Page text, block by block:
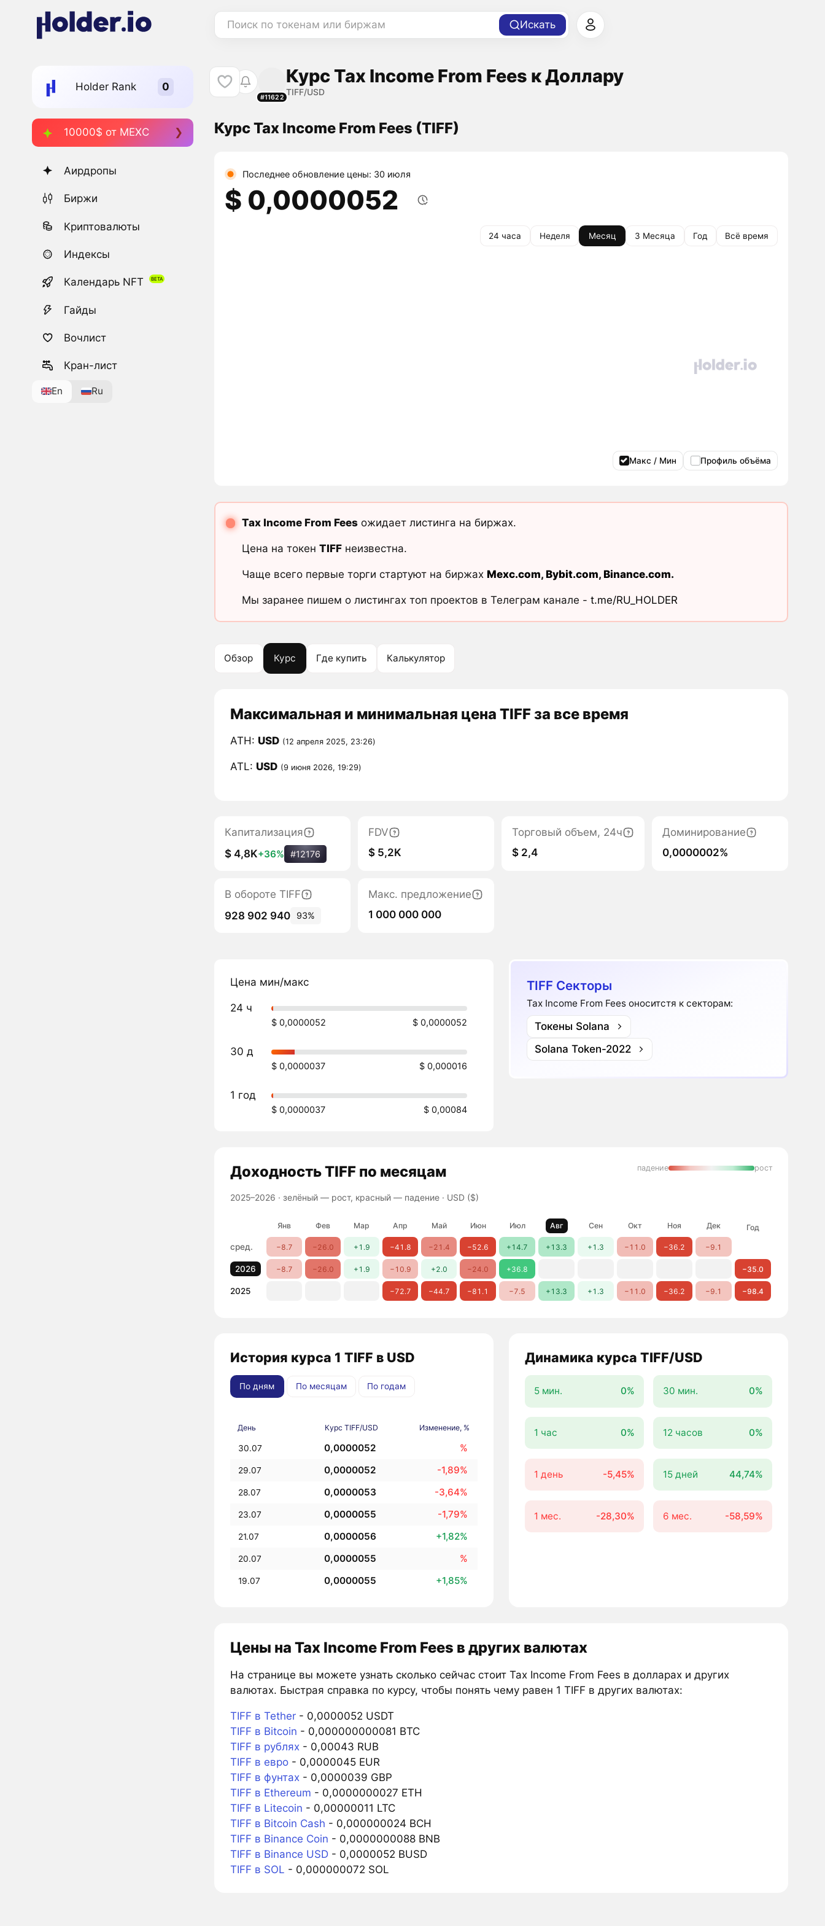
Поиск по токенам или биржам Искать
Holder Rank
10000$ от MEXC
Аирдропы
Биржи
Криптовалюты
Индексы
Календарь NFT
Гайды
Вочлист
Кран-лист
En Ru
#11622
Курс Tax Income From Fees к Доллару
TIFF/USD
Курс Tax Income From Fees (TIFF)
Последнее обновление цены: 30 июля
$ 0,0000052
24 часа Неделя Месяц 3 Месяца Год Всё время
Макс / Мин Профиль объёма
Tax Income From Feesожидает листинга на биржах.
Цена на токен TIFFнеизвестна.
Чаще всего первые торги стартуют на биржах Mexc.com, Bybit.com, Binance.com.
Мы заранее пишем о листингах топ проектов в Телеграм канале - t.me/RU_HOLDER
Обзор Курс Где купить Калькулятор
Максимальная и минимальная цена TIFF за все время
ATH: USD (12 апреля 2025, 23:26)
ATL: USD (9 июня 2026, 19:29)
Капитализация
$ 4,8K+36% #12176
FDV
$ 5,2K
Торговый объем, 24ч
$ 2,4
Доминирование
0,0000002%
В обороте TIFF
928 902 940
93%
Макс. предложение
1 000 000 000
Цена мин/макс
24 ч
$ 0,0000052 $ 0,0000052
30 д
$ 0,0000037 $ 0,000016
1 год
$ 0,0000037 $ 0,00084
TIFF Секторы
Tax Income From Fees оноситстя к секторам:
Токены Solana
Solana Token-2022
ДоходностьTIFF по месяцам
2025–2026 · зелёный — рост, красный — падение· USD ($)
падение рост
Янв Фев Мар Апр Май Июн Июл Авг Сен Окт Ноя Дек Год
сред. −8.7 −26.0 +1.9 −41.8 −21.4 −52.6 +14.7 +13.3 +1.3 −11.0 −36.2 −9.1
2026 −8.7 −26.0 +1.9 −10.9 +2.0 −24.0 +36.8 −35.0
2025 −72.7 −44.7 −81.1 −7.5 +13.3 +1.3 −11.0 −36.2 −9.1 −98.4
История курса 1 TIFF в USD
По дням По месяцам По годам
День Курс TIFF/USD Изменение, %
30.07 0,0000052 %
29.07 0,0000052 -1,89%
28.07 0,0000053 -3,64%
23.07 0,0000055 -1,79%
21.07 0,0000056 +1,82%
20.07 0,0000055 %
19.07 0,0000055 +1,85%
Динамика курса TIFF/USD
5 мин. 0% 30 мин. 0%
1 час 0% 12 часов 0%
1 день -5,45% 15 дней 44,74%
1 мес. -28,30% 6 мес. -58,59%
Цены на Tax Income From Fees в других валютах
На странице вы можете узнать сколько сейчас стоит Tax Income From Fees в долларах и других
валютах. Быстрая справка по курсу, чтобы понять чему равен 1 TIFF в других валютах:
TIFF в Tether- 0,0000052 USDT
TIFF в Bitcoin - 0,000000000081 BTC
TIFF в рублях- 0,00043 RUB
TIFF в евро- 0,0000045 EUR
TIFF в фунтах- 0,0000039 GBP
TIFF в Ethereum - 0,0000000027 ETH
TIFF в Litecoin - 0,00000011 LTC
TIFF в Bitcoin Cash - 0,000000024 BCH
TIFF в Binance Coin - 0,0000000088 BNB
TIFF в Binance USD- 0,0000052 BUSD
TIFF в SOL - 0,000000072 SOL